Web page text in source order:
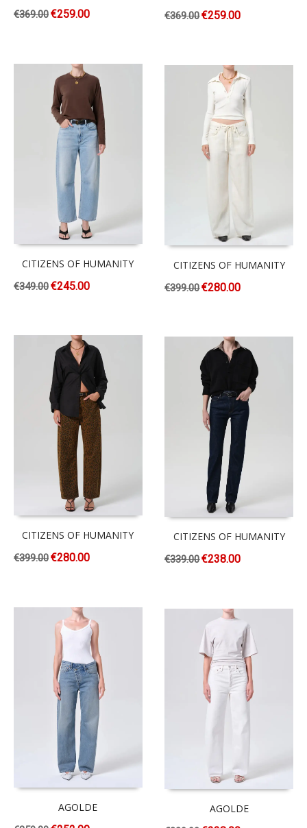
€369.00€259.00 €369.00€259.00
CITIZENS OF HUMANITY
€349.00€245.00
CITIZENS OF HUMANITY
€399.00€280.00
CITIZENS OF HUMANITY
€399.00€280.00
CITIZENS OF HUMANITY
€339.00€238.00
AGOLDE AGOLDE